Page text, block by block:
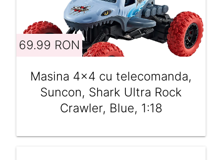
69.99 RON
Masina 4x4 cu telecomanda,
Suncon, Shark Ultra Rock
Crawler, Blue, 1:18